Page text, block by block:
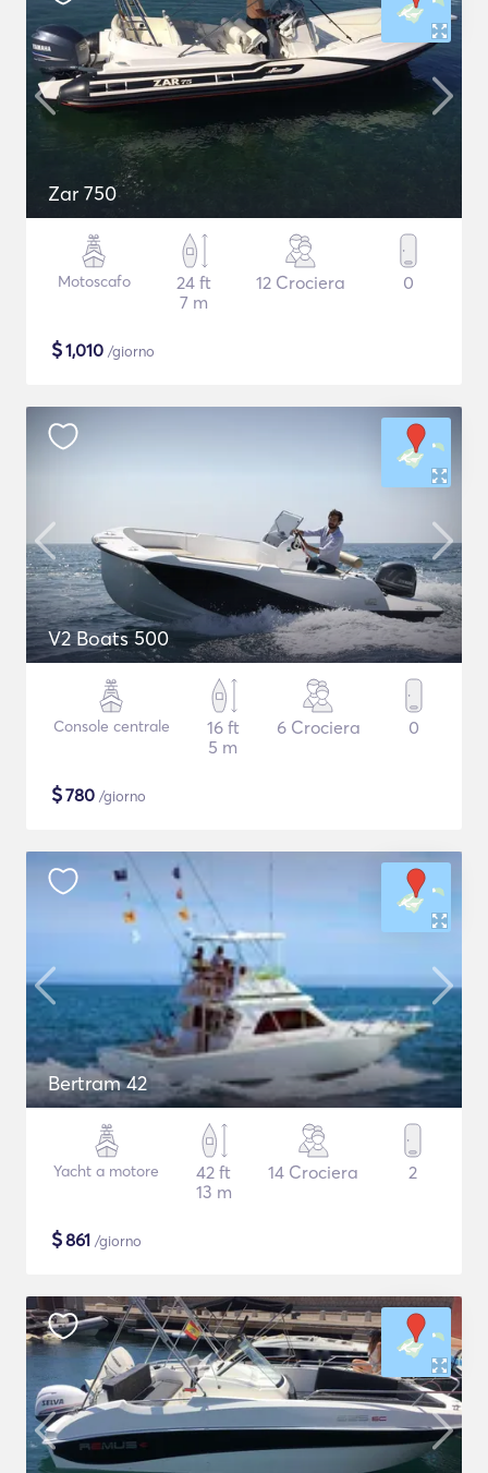
Zar 750
Motoscafo
24 ft
7 m
12 Crociera 0
$1,010 /giorno
V2 Boats 500
Console centrale
16 ft
5 m
6 Crociera 0
$780 /giorno
Bertram 42
Yacht a motore
42 ft
13 m
14 Crociera 2
$861 /giorno